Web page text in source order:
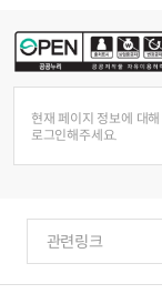
현재 페이지 정보에 대
로그인해주세요.
관련링크